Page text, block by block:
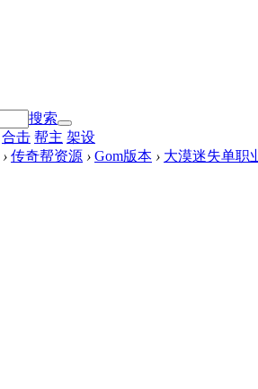
搜索
合击 帮主 架设
› 传奇帮资源 › Gom版本 › 大漠迷失单职